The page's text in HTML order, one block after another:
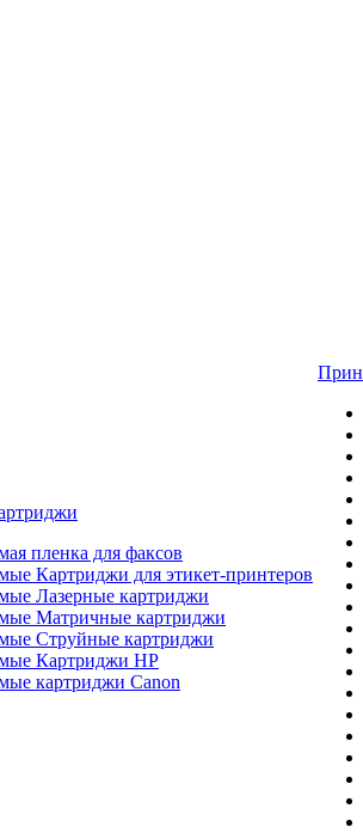
пленка для факсов
Картриджи для этикет-принтеров
Лазерные картриджи
Матричные картриджи
Струйные картриджи
Картриджи HP
картриджи Canon